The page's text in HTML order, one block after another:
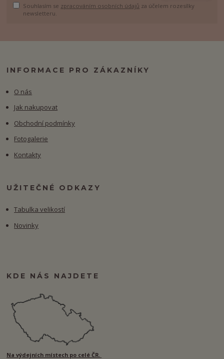
Souhlasím se zpracováním osobních údajů za účelem rozesílky
newsletteru.
INFORMACE PRO ZÁKAZNÍKY
O nás
Jak nakupovat
Obchodní podmínky
Fotogalerie
Kontakty
UŽITEČNÉ ODKAZY
Tabulka velikostí
Novinky
KDE NÁS NAJDETE
Na výdejních místech po celé ČR.